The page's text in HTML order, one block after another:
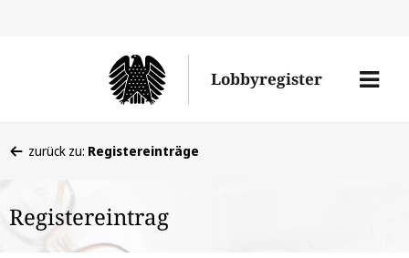
Lobbyregister
Menü
befinden
hier:
zurück zu: Registereinträge
Registereintrag